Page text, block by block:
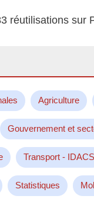
réutilisations sur
Agriculture
Gouvernement et
Transport - IDACS
Statistiques